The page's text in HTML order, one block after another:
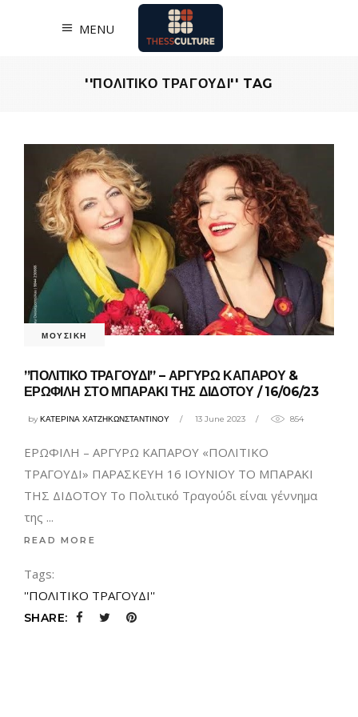
MENU
''ΠΟΛΙΤΙΚΟ ΤΡΑΓΟΥΔΙ'' TAG
ΜΟΥΣΙΚΗ
”ΠΟΛΙΤΙΚΟ ΤΡΑΓΟΥΔΙ” – ΑΡΓΥΡΩ ΚΑΠΑΡΟΥ &
ΕΡΩΦΙΛΗ ΣΤΟ ΜΠΑΡΑΚΙ ΤΗΣ ΔΙΔΟΤΟΥ / 16/06/23
byΚΑΤΕΡΙΝΑ ΧΑΤΖΗΚΩΝΣΤΑΝΤΙΝΟΥ 13 June 2023 854
ΕΡΩΦΙΛΗ – ΑΡΓΥΡΩ ΚΑΠΑΡΟΥ «ΠΟΛΙΤΙΚΟ
ΤΡΑΓΟΥΔΙ» ΠΑΡΑΣΚΕΥΗ 16 ΙΟΥΝΙΟΥ ΤΟ ΜΠΑΡΑΚΙ
ΤΗΣ ΔΙΔΟΤΟΥ Το Πολιτικό Τραγούδι είναι γέννημα
της
READ MORE
Tags:
''ΠΟΛΙΤΙΚΟ ΤΡΑΓΟΥΔΙ''
SHARE: